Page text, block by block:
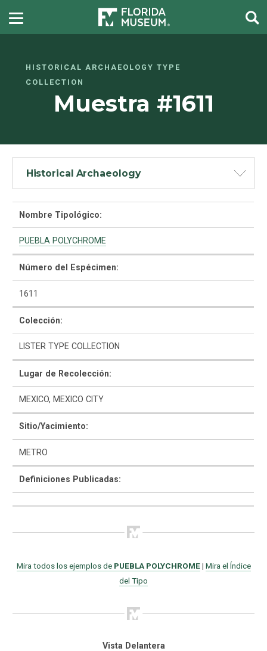
HISTORICAL ARCHAEOLOGY TYPE
COLLECTION
Muestra #1611
Historical Archaeology
Como Utilizar
Lista Tipológica
Navegar y Buscar
Glosario
Nombre Tipológico:
PUEBLA POLYCHROME
Número del Espécimen:
1611
Colección:
LISTER TYPE COLLECTION
Lugar de Recolección:
MEXICO, MEXICO CITY
Sitio/Yacimiento:
METRO
Definiciones Publicadas:
Mira todos los ejemplos de PUEBLA POLYCHROME| Mira el Índice
del Tipo
Vista Delantera